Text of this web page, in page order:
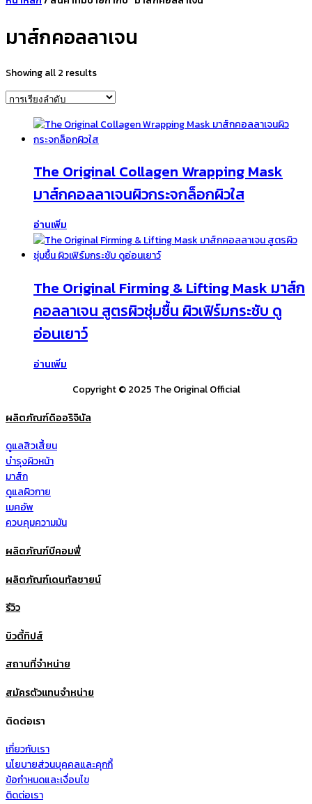
มาส์กคอลลาเจน
Showing all 2 results
The Original Collagen Wrapping Mask
มาส์กคอลลาเจนผิวกระจกล็อกผิวใส
อ่านเพิ่ม
The Original Firming & Lifting Mask มาส์ก
คอลลาเจน สูตรผิวชุ่มชื้น ผิวเฟิร์มกระชับ ดู
อ่อนเยาว์
อ่านเพิ่ม
Copyright © 2025 The Original Official
ผลิตภัณฑ์ดิออริจินัล
ดูแลสิวเสี้ยน
บำรุงผิวหน้า
มาส์ก
ดูแลผิวกาย
เมคอัพ
ควบคุมความมัน
ผลิตภัณฑ์บีคอมฟี่
ผลิตภัณฑ์เดนทัลซายน์
รีวิว
บิวตี้ทิปส์
สถานที่จำหน่าย
สมัครตัวแทนจำหน่าย
ติดต่อเรา
เกี่ยวกับเรา
นโยบายส่วนบุคคลและคุกกี้
ข้อกำหนดและเงื่อนไข
ติดต่อเรา